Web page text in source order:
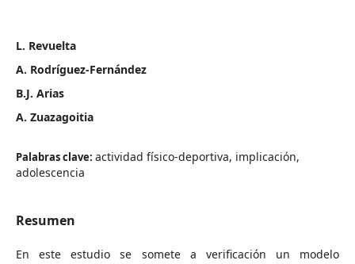
L. Revuelta
A. Rodríguez-Fernández
B.J. Arias
A. Zuazagoitia
Palabras clave: actividad físico-deportiva, implicación,
adolescencia
Resumen
En este estudio se somete a verificación un modelo